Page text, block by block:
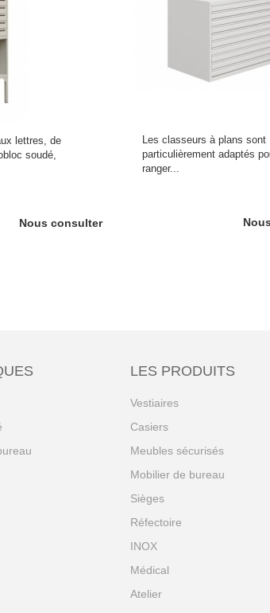
lettres, de
soudé,
Nous consulter
Les classeurs à plans sont
particulièrement adaptés
ranger...
LES PRODUITS
Vestiaires
Casiers
Meubles sécurisés
Mobilier de bureau
Sièges
Réfectoire
INOX
Médical
Atelier